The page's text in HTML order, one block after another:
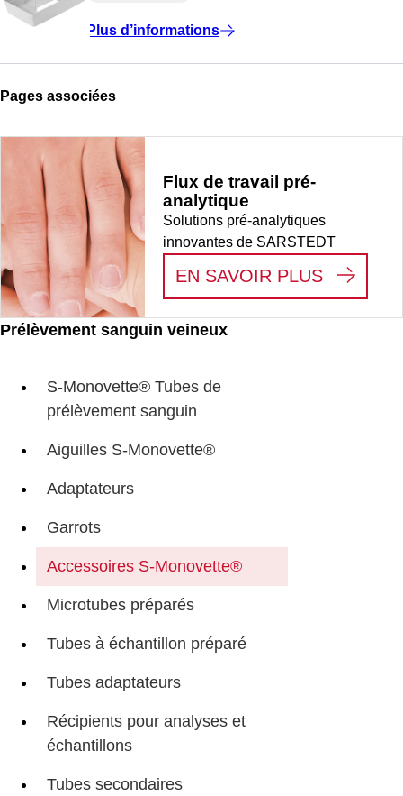
Prélèvement sanguin veineux
S-Monovette® Tubes de
prélèvement sanguin
Aiguilles S-Monovette®
Adaptateurs
Garrots
Accessoires S-Monovette®
Microtubes préparés
Tubes à échantillon préparé
Tubes adaptateurs
Récipients pour analyses et
échantillons
Tubes secondaires
Plus d’informations
Pages associées
Flux de travail pré-
analytique
Solutions pré-analytiques
innovantes de SARSTEDT
EN SAVOIR PLUS: FLUX